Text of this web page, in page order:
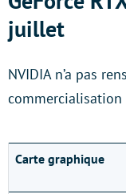
juillet
NVIDIA n’a pas
commercialisation
Carte graphique